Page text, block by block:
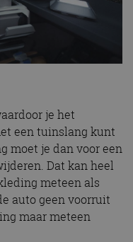
je het
een tuinslang kunt
moet je dan voor een
Dat kan heel
meteen als
auto geen voorruit
maar meteen